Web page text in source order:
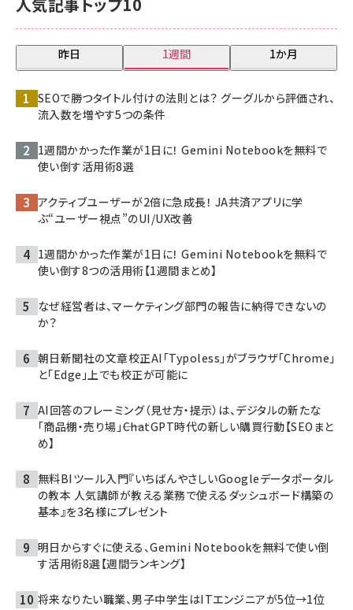
昨日 1週間 1か月
SEOで勝つタイトル付けの法則とは？ グーグルから評価され、
流入数を増やす5つの条件
1週間かかった作業が1日に！ Gemini Notebookを無料で
使い倒す活用術8選
アクティブユーザーが2倍に急成長！ JA共済アプリに学
ぶ“ユーザー視点”のUI/UX改善
1週間かかった作業が1日に！ Gemini Notebookを無料で
使い倒す8つの活用術【1週間まとめ】
なぜ経営者は、マーケティング部門の報告に納得できないの
か？
朝日新聞社の文章校正AI「Typoless」がブラウザ「Chrome」
と「Edge」上でも校正が可能に
AI回答のフレーミング（見せ方・提示）は、デジタルの新たな
「商品棚・売り場」――ChatGPT時代の新しい購買行動【SEOまと
め】
無料BIツール入門『いちばんやさしいGoogleデータポータル
の教本 人気講師が教える業務で使えるダッシュボード構築の
基本』を3名様にプレゼント
明日からすぐに使える、Gemini Notebookを無料で使い倒
す活用術8選【週間ランキング】
将来なりたい職業、男子中学生はITエンジニアが5位→1位